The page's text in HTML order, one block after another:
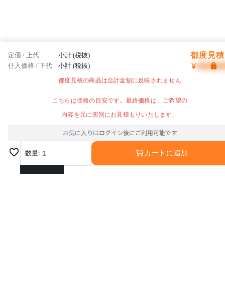
定価 / 上代 小計 (税抜) 都度見
仕入価格 / 下代 小計 (税抜) ¥
都度見積の商品は合計金額に反映されません
こちらは価格の目安です。最終価格は、ご希望の
内容を元に個別にお見積もりいたします。
お気に入りはログイン後にご利用可能です
数量: 1
1
カートに追加